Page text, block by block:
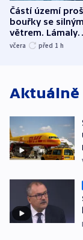
Částí území
bouřky se silným
větrem. Lámaly
stromy a poničily
včera před 1 h